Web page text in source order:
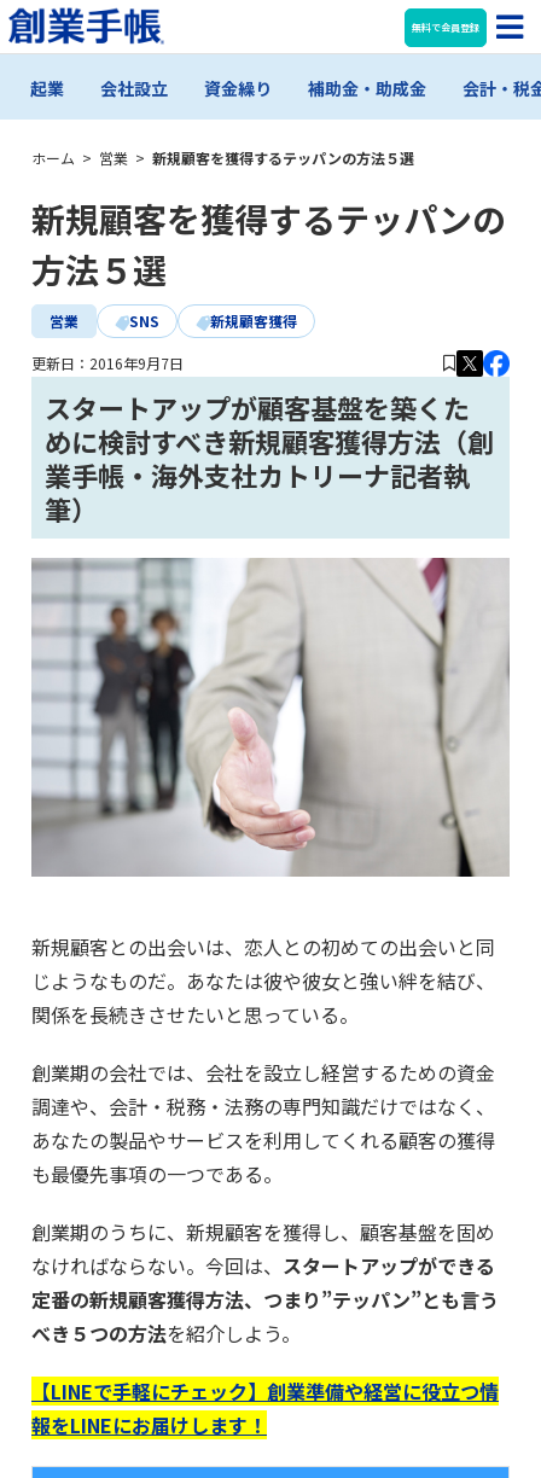
無料で会員登録
起業 会社設立 資金繰り 補助金・助成金 会計・税
ホーム > 営業 > 新規顧客を獲得するテッパンの方法５選
新規顧客を獲得するテッパンの
方法５選
営業 SNS 新規顧客獲得
更新日： 2016年9月7日
スタートアップが顧客基盤を築くた
めに検討すべき新規顧客獲得方法（創
業手帳・海外支社カトリーナ記者執
筆）
新規顧客との出会いは、恋人との初めての出会いと同
じようなものだ。あなたは彼や彼女と強い絆を結び、
関係を長続きさせたいと思っている。
創業期の会社では、会社を設立し経営するための資金
調達や、会計・税務・法務の専門知識だけではなく、
あなたの製品やサービスを利用してくれる顧客の獲得
も最優先事項の一つである。
創業期のうちに、新規顧客を獲得し、顧客基盤を固め
なければならない。今回は、 スタートアップができる
定番の新規顧客獲得方法、つまり”テッパン”とも言う
べき５つの方法を紹介しよう。
【LINEで手軽にチェック】創業準備や経営に役立つ情
報をLINEにお届けします！